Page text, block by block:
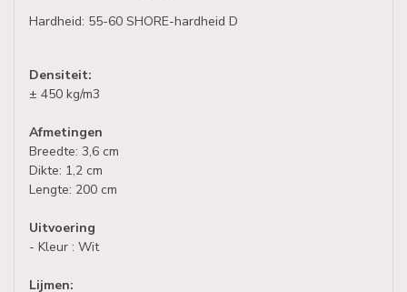
Hardheid: 55-60 SHORE-hardheid D
Densiteit:
± 450 kg/m3
Afmetingen
Breedte: 3,6 cm
Dikte: 1,2 cm
Lengte: 200 cm
Uitvoering
- Kleur : Wit
Lijmen: